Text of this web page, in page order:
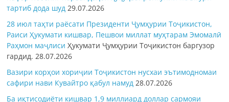
тартиб дода шуд 29.07.2026
28 июл таҳти раёсати Президенти Ҷумҳурии Тоҷикистон,
Раиси Ҳукумати кишвар, Пешвои миллат муҳтарам Эмомалӣ
Раҳмон маҷлисиҲукумати Ҷумҳурии Тоҷикистон баргузор
гардид.28.07.2026
Вазири корҳои хориҷии Тоҷикистон нусхаи эътимодномаи
сафири нави Кувайтро қабул намуд 28.07.2026
Ба иқтисодиёти кишвар 1,9 миллиард доллар сармояи